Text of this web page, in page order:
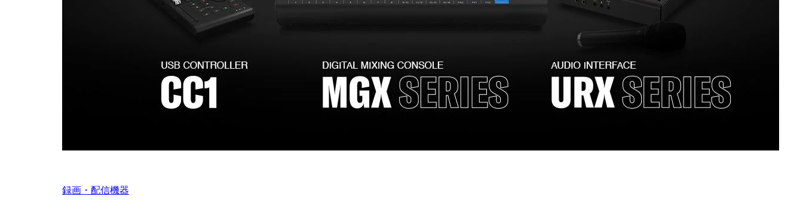
録画・配信機器